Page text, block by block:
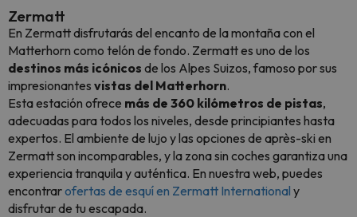
Zermatt
En Zermatt disfrutarás del encanto de la montaña con el
Matterhorn como telón de fondo. Zermatt es uno de los
destinos más icónicos de los Alpes Suizos, famoso por sus
impresionantes vistas del Matterhorn.
Esta estación ofrece más de 360 kilómetros de pistas,
adecuadas para todos los niveles, desde principiantes hasta
expertos. El ambiente de lujo y las opciones de après-ski en
Zermatt son incomparables, y la zona sin coches garantiza una
experiencia tranquila y auténtica. En nuestra web, puedes
encontrarofertas de esquí en Zermatt International y
disfrutar de tu escapada.